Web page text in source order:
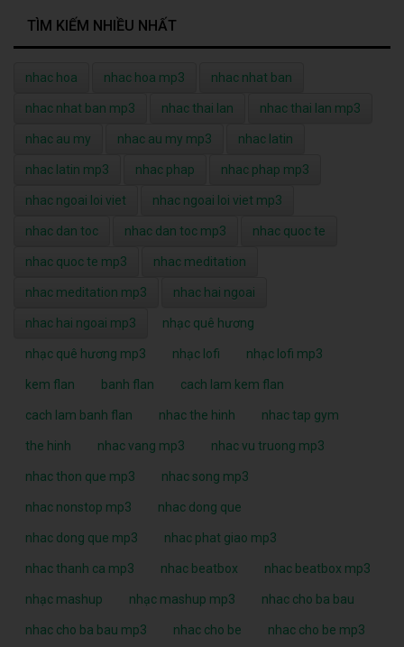
TÌM KIẾM NHIỀU NHẤT
nhac hoa nhac hoa mp3 nhac nhat ban
nhac nhat ban mp3 nhac thai lan nhac thai lan mp3
nhac au my nhac au my mp3 nhac latin
nhac latin mp3 nhac phap nhac phap mp3
nhac ngoai loi viet nhac ngoai loi viet mp3
nhac dan toc nhac dan toc mp3 nhac quoc te
nhac quoc te mp3 nhac meditation
nhac meditation mp3 nhac hai ngoai
nhac hai ngoai mp3 nhạc quê hương
nhạc quê hương mp3 nhạc lofi nhạc lofi mp3
kem flan banh flan cach lam kem flan
cach lam banh flan nhac the hinh nhac tap gym
the hinh nhac vang mp3 nhac vu truong mp3
nhac thon que mp3 nhac song mp3
nhac nonstop mp3 nhac dong que
nhac dong que mp3 nhac phat giao mp3
nhac thanh ca mp3 nhac beatbox nhac beatbox mp3
nhạc mashup nhạc mashup mp3 nhac cho ba bau
nhac cho ba bau mp3 nhac cho be nhac cho be mp3